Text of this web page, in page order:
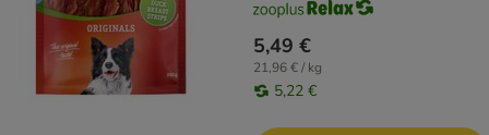
5,49 €
21,96 € / kg
5,22 €